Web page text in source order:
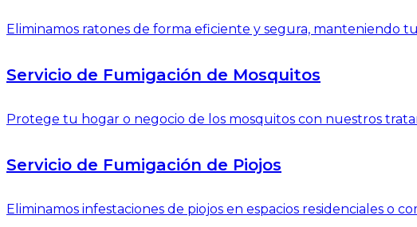
Eliminamos ratones de forma eficiente y segura, manteniendo
Servicio de Fumigación de Mosquitos
Protege tu hogar o negocio de los mosquitos con nuestros
Servicio de Fumigación de Piojos
Eliminamos infestaciones de piojos en espacios residenciales o